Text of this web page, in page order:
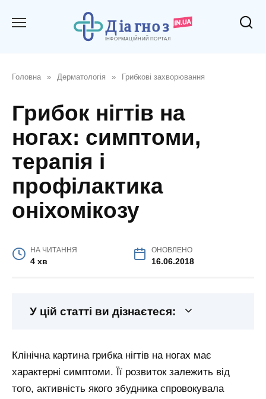
Головна » Дерматологія » Грибкові захворювання
Грибок нігтів на
ногах: симптоми,
терапія і
профілактика
оніхомікозу
НА ЧИТАННЯ
4 хв
ОНОВЛЕНО
16.06.2018
У цій статті ви дізнаєтеся:
Клінічна картина грибка нігтів на ногах має
характерні симптоми. Її розвиток залежить від
того, активність якого збудника спровокувала